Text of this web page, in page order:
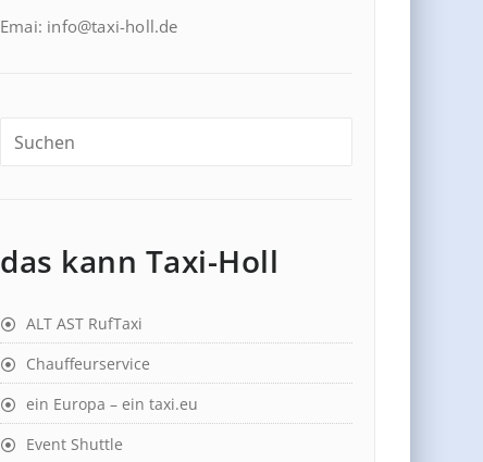
Emai: info@taxi-holl.de
das kann Taxi-Holl
ALT AST RufTaxi
Chauffeurservice
ein Europa – ein taxi.eu
Event Shuttle